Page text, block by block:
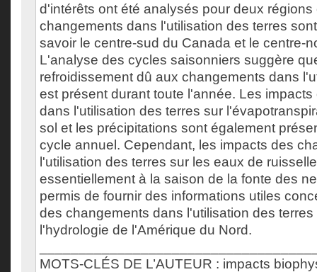
d'intérêts ont été analysés pour deux régions
changements dans l'utilisation des terres
savoir le centre-sud du Canada et le centre-
L'analyse des cycles saisonniers suggère
refroidissement dû aux changements dans
est présent durant toute l'année. Les
dans l'utilisation des terres sur
sol et les précipitations sont également
cycle annuel. Cependant, les impacts des
l'utilisation des terres sur les eaux de
essentiellement à la saison de la fonte des
permis de fournir des informations utiles
des changements dans l'utilisation des terres
l'hydrologie de l'Amérique du Nord.
MOTS-CLÉS DE L’AUTEUR : impacts